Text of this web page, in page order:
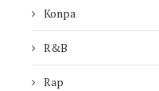
Konpa
R&B
Rap